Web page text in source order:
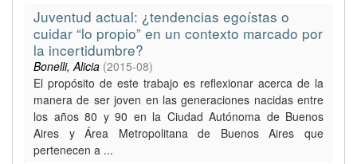
Juventud actual: ¿tendencias egoístas o
cuidar “lo propio” en un contexto marcado por
la incertidumbre?
Bonelli, Alicia (2015-08)
El propósito de este trabajo es reflexionar acerca de la
manera de ser joven en las generaciones nacidas entre
los años 80 y 90 en la Ciudad Autónoma de Buenos
Aires y Área Metropolitana de Buenos Aires que
pertenecen a ...